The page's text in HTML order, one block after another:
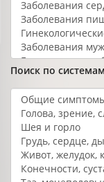
Поиск по системам